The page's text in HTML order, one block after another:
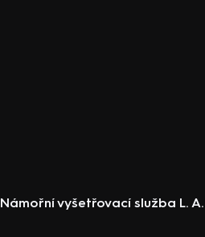
Námořní vyšetřovací služba L. A.